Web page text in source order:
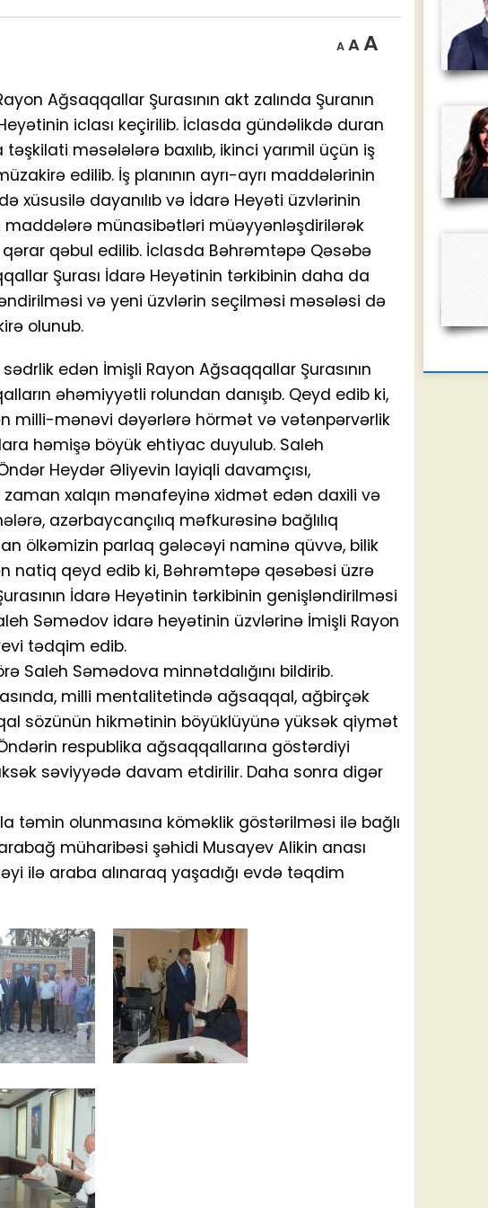
A
Decrease
font
A Reset
AIncrease
Ağsaqqallar Şurasının akt zalında Şuranın
iclası keçirilib. İclasda gündəlikdə duran
təşkilati məsələlərə baxılıb, ikinci yarımil üçün iş
edilib. İş planının ayrı-ayrı maddələrinin
xüsusilə dayanılıb və İdarə Heyəti üzvlərinin
maddələrə münasibətləri müəyyənləşdirilərək
qəbul edilib. İclasda Bəhrəmtəpə Qəsəbə
Şurası İdarə Heyətinin tərkibinin daha da
və yeni üzvlərin seçilməsi məsələsi də
olunub.
edən İmişli Rayon Ağsaqqallar Şurasının
əhəmiyyətli rolundan danışıb. Qeyd edib ki,
milli-mənəvi dəyərlərə hörmət və vətənpərvərlik
həmişə böyük ehtiyac duyulub. Saleh
Heydər Əliyevin layiqli davamçısı,
xalqın mənafeyinə xidmət edən daxili və
azərbaycançılıq məfkurəsinə bağlılıq
ölkəmizin parlaq gələcəyi naminə qüvvə, bilik
natiq qeyd edib ki, Bəhrəmtəpə qəsəbəsi üzrə
İdarə Heyətinin tərkibinin genişləndirilməsi
Səmədov idarə heyətinin üzvlərinə İmişli Rayon
tədqim edib.
Saleh Səmədova minnətdalığını bildirib.
milli mentalitetində ağsaqqal, ağbirçək
sözünün hikmətinin böyüklüyünə yüksək qiymət
respublika ağsaqqallarına göstərdiyi
səviyyədə davam etdirilir. Daha sonra digər
təmin olunmasına köməklik göstərilməsi ilə bağlı
müharibəsi şəhidi Musayev Alikin anası
ilə araba alınaraq yaşadığı evdə təqdim